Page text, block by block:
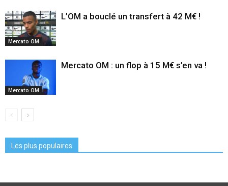
Mercato OM
L’OM a bouclé un transfert à 42 M€ !
Mercato OM
Mercato OM : un flop à 15 M€ s’en va !
Les plus populaires